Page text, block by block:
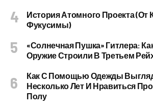
История Атомного Проекта (от
Фукусимы)
«Солнечная Пушка» Гитлера:
Оружие Строили В Третьем
Как С Помощью Одежды
Несколько Лет И Нравиться
Полу